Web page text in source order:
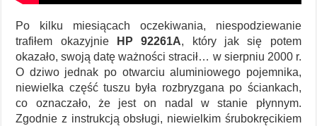
Po kilku miesiącach oczekiwania, niespodziewanie
trafiłem okazyjnie
HP 92261A, który jak się potem
okazało, swoją datę ważności stracił… w sierpniu 2000 r.
O dziwo jednak po otwarciu aluminiowego pojemnika,
niewielka część tuszu była rozbryzgana po ściankach,
co oznaczało, że jest on nadal w stanie płynnym.
Zgodnie z instrukcją obsługi, niewielkim śrubokręcikiem